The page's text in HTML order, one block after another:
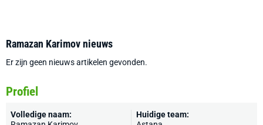
Ramazan Karimov nieuws
Er zijn geen nieuws artikelen gevonden.
Profiel
Volledige naam:
Huidige team: